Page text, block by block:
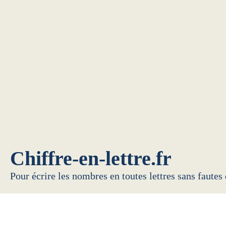
Chiffre-en-lettre.fr
Pour écrire les nombres en toutes lettres sans